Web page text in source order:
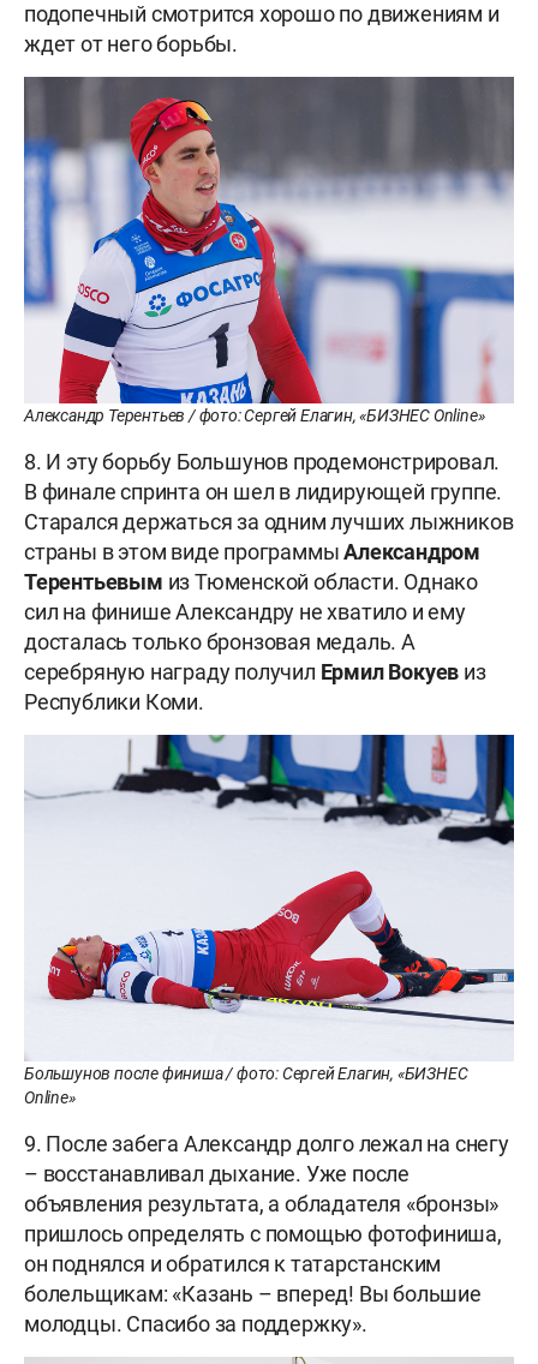
подопечный смотрится хорошо по движениям и
ждет от него борьбы.
Александр Терентьев / фото: Сергей Елагин, «БИЗНЕС Online»
8. И эту борьбу Большунов продемонстрировал.
В финале спринта он шел в лидирующей группе.
Старался держаться за одним лучших лыжников
страны в этом виде программыАлександром
Терентьевым из Тюменской области. Однако
сил на финише Александру не хватило и ему
досталась только бронзовая медаль. А
серебряную награду получил Ермил Вокуев из
Республики Коми.
Большунов после финиша / фото: Сергей Елагин, «БИЗНЕС
Online»
9. После забега Александр долго лежал на снегу
– восстанавливал дыхание. Уже после
объявления результата, а обладателя «бронзы»
пришлось определять с помощью фотофиниша,
он поднялся и обратился к татарстанским
болельщикам: «Казань – вперед! Вы большие
молодцы. Спасибо за поддержку».